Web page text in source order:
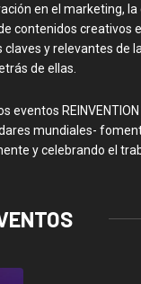
en el marketing,
contenidos creativos
y relevantes de
de ellas.
eventos
mundiales-
y celebrando el